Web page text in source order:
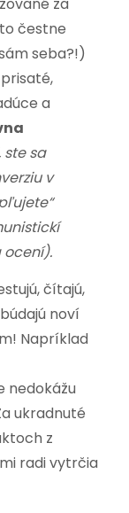
za
čestne
seba?!)
a
ste sa
v
čítajú,
noví
Napríklad
nedokážu
ukradnuté
z
radi vytrčia